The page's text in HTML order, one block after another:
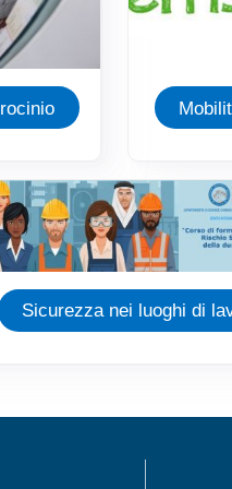
Sicurezza nei luoghi di